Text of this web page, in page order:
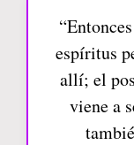
espíritus
allí; el
viene a